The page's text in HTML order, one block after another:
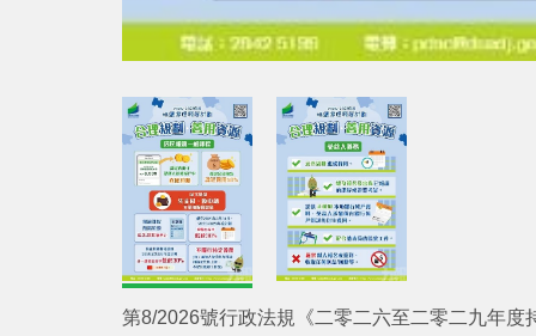
第8/2026號行政法規《二零二六至二零二九年